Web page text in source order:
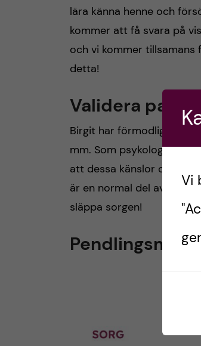
lära känna henne och
kommer att få svara på
och vi kommer
detta!
Validera
Birgit har förmodligen en
mm. Som psykolog
att dessa känslor och det
är en normal del av
släppa sorgen!
Vi